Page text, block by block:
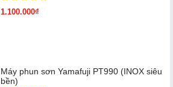
1.100.000₫
Máy phun sơn Yamafuji PT990 (INOX siêu
bền)